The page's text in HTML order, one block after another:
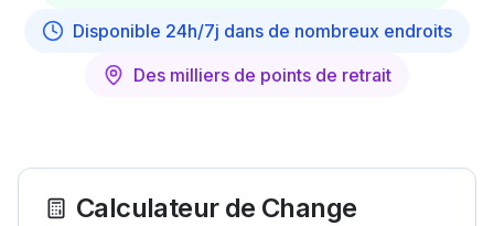
Disponible 24h/7j dans de nombreux endroits
Des milliers de points de retrait
Calculateur de Change